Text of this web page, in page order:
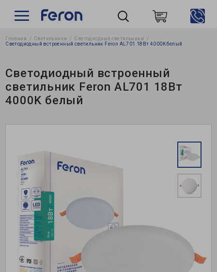
Пошук
Главная Светильники
Светодиодные светильники
Светодиодный встроенный светильник Feron AL701 18Вт 4000K белый
Светодиодный встроенный
светильник Feron AL701 18Вт
4000K белый